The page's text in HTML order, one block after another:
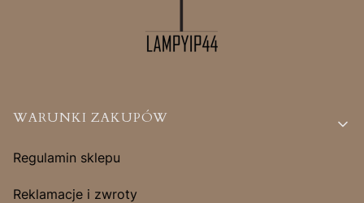
Linki w stopce
WARUNKI ZAKUPÓW
Regulamin sklepu
Reklamacje i zwroty